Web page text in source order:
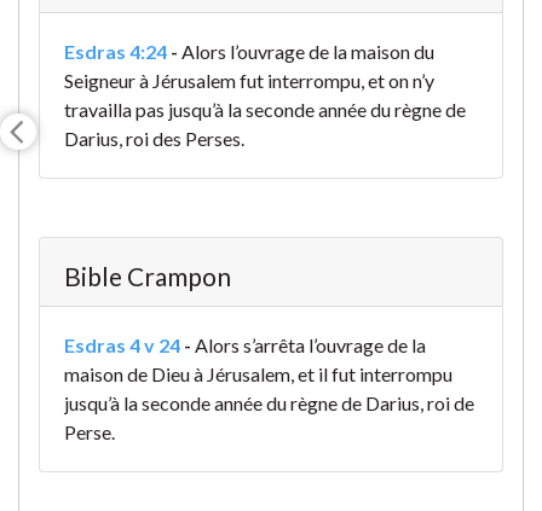
Esdras 4:24 - Alors l’ouvrage de la maison du
Seigneur à Jérusalem fut interrompu, et on n’y
travailla pas jusqu’à la seconde année du règne de
Darius, roi des Perses.
Bible Crampon
Esdras 4 v 24 - Alors s’arrêta l’ouvrage de la
maison de Dieu à Jérusalem, et il fut interrompu
jusqu’à la seconde année du règne de Darius, roi de
Perse.